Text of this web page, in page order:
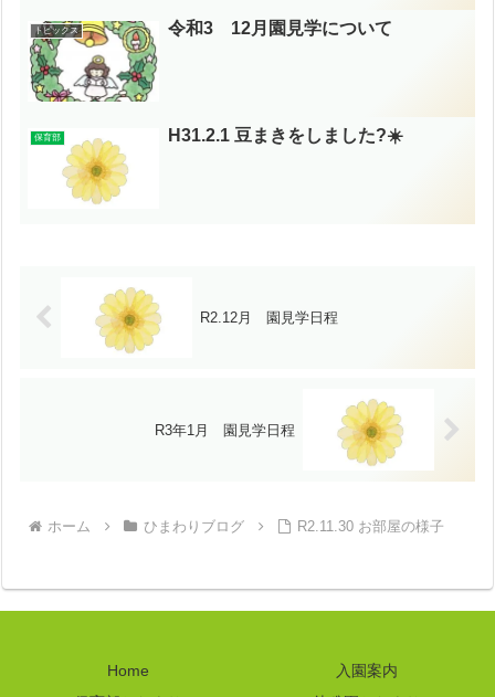
トピックス 令和3 12月園見学について
保育部 H31.2.1 豆まきをしました?☀️
R2.12月 園見学日程
R3年1月 園見学日程
ホーム ひまわりブログ R2.11.30 お部屋の様子
Home
入園案内